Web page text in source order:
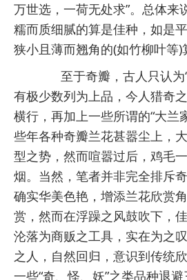
万世选，一荷无处求”。总体来
糯而质细腻的算是佳种，如是
狭小且薄而翘角的(如竹柳叶等)
至于奇瓣，古人只认为
有极少数列为上品，今人猎奇
横行，再加上一些所谓的“大兰
些年各种奇瓣兰花甚嚣尘上，
型之势，然而喧嚣过后，鸡毛
烟。当然，笔者并非完全排斥
确实华美色艳，增添兰花欣赏
赏，然而在浮躁之风鼓吹下，
沦落为商贩之工具，实在为之
之人，自然回归，意识到传统
一些“奇、怪、妖”之类品种退避